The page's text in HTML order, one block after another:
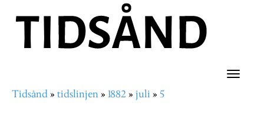
hovedinnhold
Toggle
Navigasjonssti
Tidsånd tidslinjen 1882 juli 5